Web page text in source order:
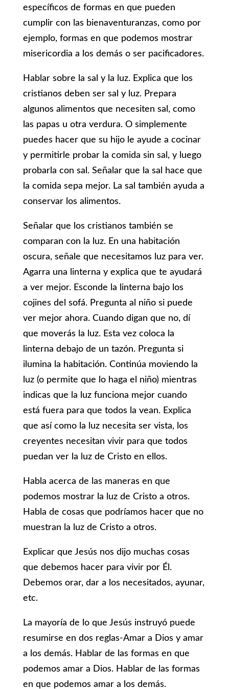
específicos de formas en que pueden
cumplir con las bienaventuranzas, como por
ejemplo, formas en que podemos mostrar
misericordia a los demás o ser pacificadores.
Hablar sobre la sal y la luz. Explica que los
cristianos deben ser sal y luz. Prepara
algunos alimentos que necesiten sal, como
las papas u otra verdura. O simplemente
puedes hacer que su hijo le ayude a cocinar
y permitirle probar la comida sin sal, y luego
probarla con sal. Señalar que la sal hace que
la comida sepa mejor. La sal también ayuda a
conservar los alimentos.
Señalar que los cristianos también se
comparan con la luz. En una habitación
oscura, señale que necesitamos luz para ver.
Agarra una linterna y explica que te ayudará
a ver mejor. Esconde la linterna bajo los
cojines del sofá. Pregunta al niño si puede
ver mejor ahora. Cuando digan que no, dí
que moverás la luz. Esta vez coloca la
linterna debajo de un tazón. Pregunta si
ilumina la habitación. Continúa moviendo la
luz (o permite que lo haga el niño) mientras
indicas que la luz funciona mejor cuando
está fuera para que todos la vean. Explica
que así como la luz necesita ser vista, los
creyentes necesitan vivir para que todos
puedan ver la luz de Cristo en ellos.
Habla acerca de las maneras en que
podemos mostrar la luz de Cristo a otros.
Habla de cosas que podríamos hacer que no
muestran la luz de Cristo a otros.
Explicar que Jesús nos dijo muchas cosas
que debemos hacer para vivir por Él.
Debemos orar, dar a los necesitados, ayunar,
etc.
La mayoría de lo que Jesús instruyó puede
resumirse en dos reglas-Amar a Dios y amar
a los demás. Hablar de las formas en que
podemos amar a Dios. Hablar de las formas
en que podemos amar a los demás.